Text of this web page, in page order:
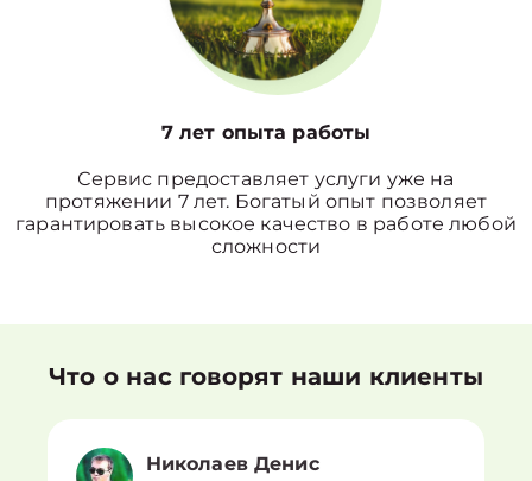
7 лет опыта работы
Сервис предоставляет услуги уже на
протяжении 7 лет. Богатый опыт позволяет
гарантировать высокое качество в работе любой
сложности
Что о нас говорят наши клиенты
Николаев Денис